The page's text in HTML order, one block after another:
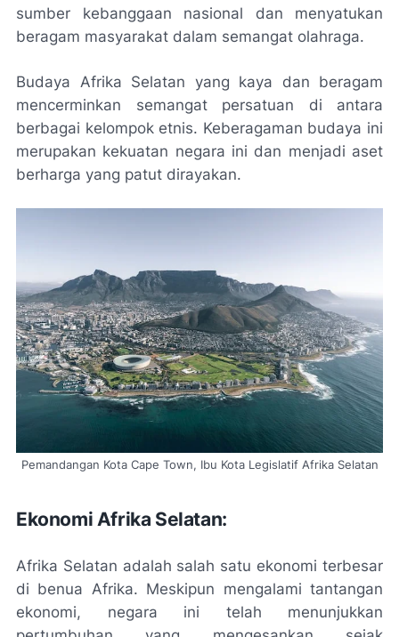
sumber kebanggaan nasional dan menyatukan
beragam masyarakat dalam semangat olahraga.
Budaya Afrika Selatan yang kaya dan beragam
mencerminkan semangat persatuan di antara
berbagai kelompok etnis. Keberagaman budaya ini
merupakan kekuatan negara ini dan menjadi aset
berharga yang patut dirayakan.
Pemandangan Kota Cape Town, Ibu Kota Legislatif Afrika Selatan
Ekonomi Afrika Selatan:
Afrika Selatan adalah salah satu ekonomi terbesar
di benua Afrika. Meskipun mengalami tantangan
ekonomi, negara ini telah menunjukkan